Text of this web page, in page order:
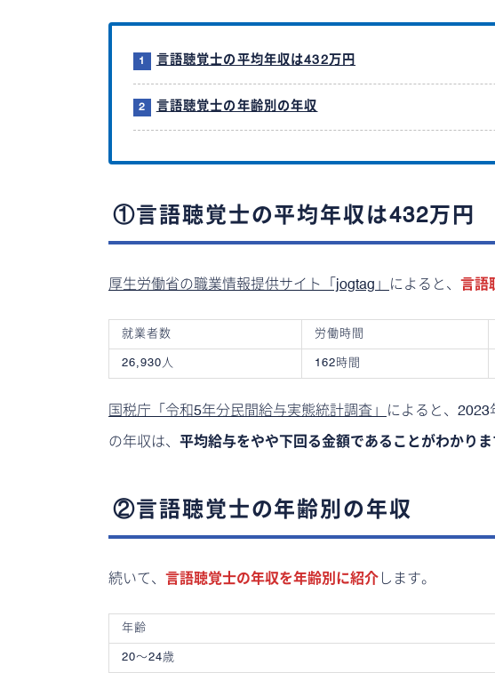
言語聴覚士の平均年収は432万円
言語聴覚士の年齢別の年収
①言語聴覚士の平均年収は432万円
厚生労働省の職業情報提供サイト「jogtag」 によると、 言語
就業者数 労働時間
26,930人 162時間
国税庁「令和5年分民間給与実態統計調査」 によると、
の年収は、 平均給与をやや下回る金額であることがわかりま
②言語聴覚士の年齢別の年収
続いて、 言語聴覚士の年収を年齢別 に紹介 します。
年齢
20〜24歳